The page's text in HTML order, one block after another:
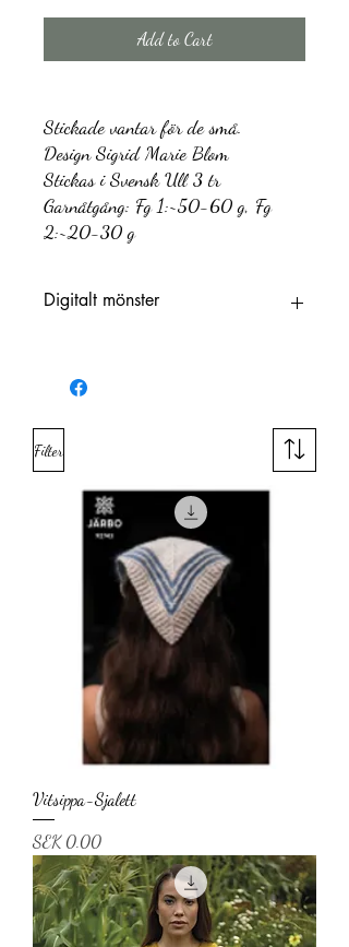
Add to Cart
Stickade vantar för de små.
Design Sigrid Marie Blom
Stickas i Svensk Ull 3 tr
Garnåtgång: Fg 1:~50-60 g, Fg
2:~20-30 g
Digitalt mönster
ochvia e-post. Denna länk är giltig i 30 dagar
Filter
Vitsippa-Sjalett
Price
SEK 0.00